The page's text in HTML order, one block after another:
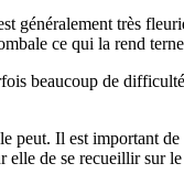
généralement très
ce qui la rend
beaucoup de
Il est important
de se recueillir sur